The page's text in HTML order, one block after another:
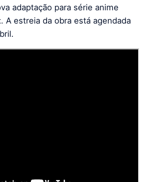
adaptação para série anime
. A estreia da obra está agendada